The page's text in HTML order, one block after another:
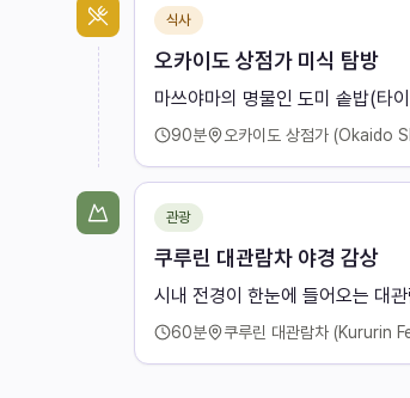
식사
오카이도 상점가 미식 탐방
마쓰야마의 명물인 도미 솥밥(타
90분 오카이도 상점가 (Okaido
관광
쿠루린 대관람차 야경 감상
시내 전경이 한눈에 들어오는 대
60분 쿠루린 대관람차 (Kururin